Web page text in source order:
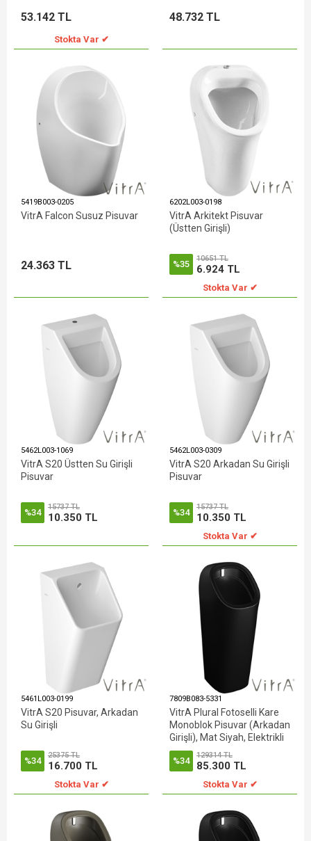
53.142 TL
Stokta Var ✔
48.732 TL
5419B003-0205
VitrA Falcon Susuz Pisuvar
24.363 TL
6202L003-0198
VitrA Arkitekt Pisuvar
(Üstten Girişli)
%35
10651 TL
6.924 TL
Stokta Var ✔
5462L003-1069
VitrA S20 Üstten Su Girişli
Pisuvar
%34
15737 TL
10.350 TL
5462L003-0309
VitrA S20 Arkadan Su Girişli
Pisuvar
%34
15737 TL
10.350 TL
Stokta Var ✔
5461L003-0199
VitrA S20 Pisuvar, Arkadan
Su Girişli
%34
25375 TL
16.700 TL
Stokta Var ✔
7809B083-5331
VitrA Plural Fotoselli Kare
Monoblok Pisuvar (Arkadan
Girişli), Mat Siyah, Elektrikli
%34
129314 TL
85.300 TL
Stokta Var ✔